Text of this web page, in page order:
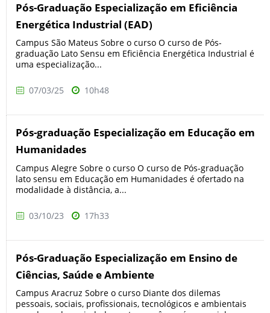
Pós-Graduação Especialização em Eficiência
Energética Industrial (EAD)
Campus São Mateus Sobre o curso O curso de Pós-
graduação Lato Sensu em Eficiência Energética Industrial é
uma especialização...
07/03/25 10h48
Pós-graduação Especialização em Educação em
Humanidades
Campus Alegre Sobre o curso O curso de Pós-graduação
lato sensu em Educação em Humanidades é ofertado na
modalidade à distância, a...
03/10/23 17h33
Pós-Graduação Especialização em Ensino de
Ciências, Saúde e Ambiente
Campus Aracruz Sobre o curso Diante dos dilemas
pessoais, sociais, profissionais, tecnológicos e ambientais